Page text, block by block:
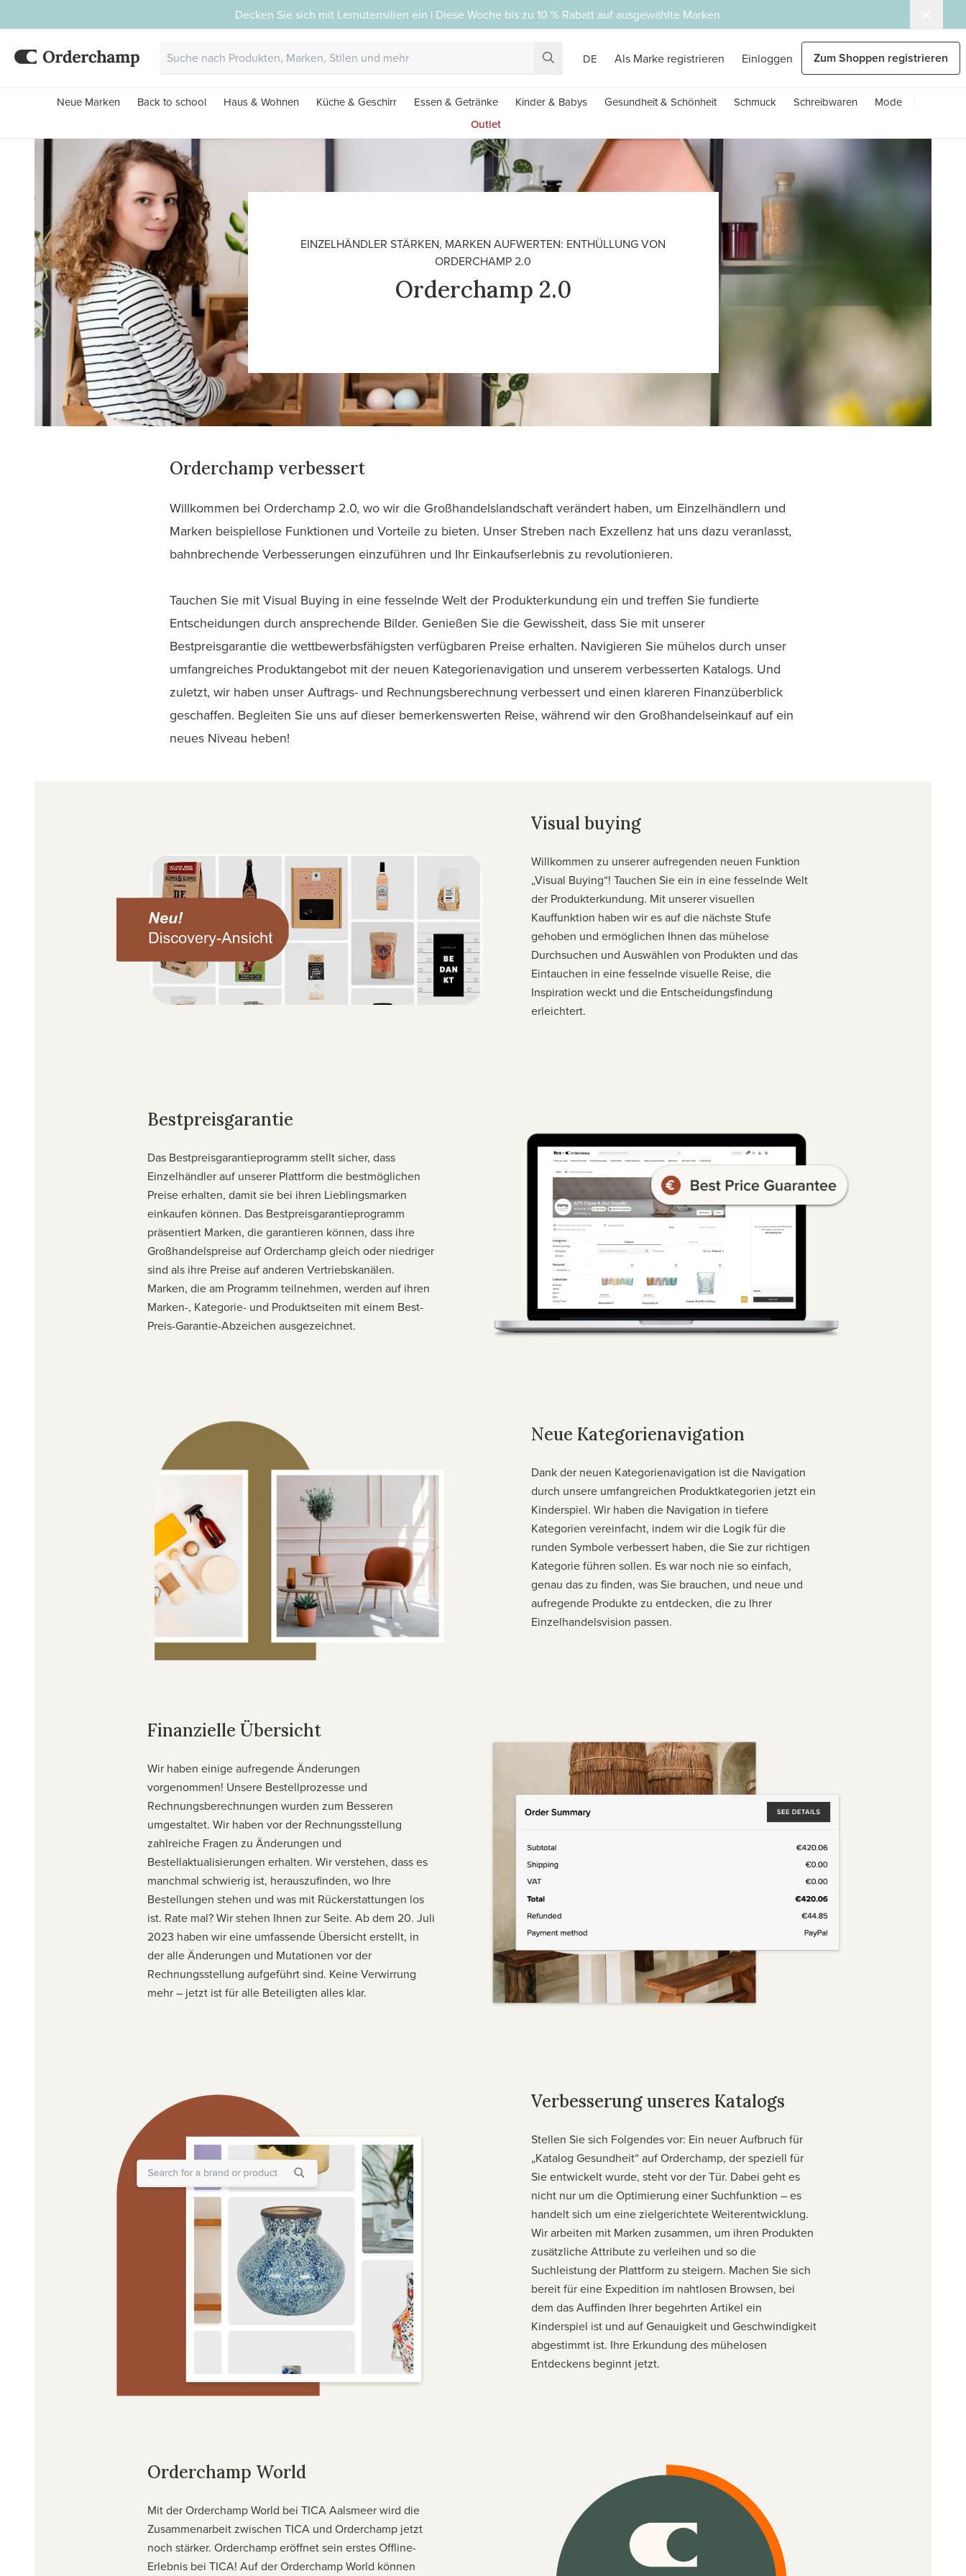
Decken Sie sich mit Lernutensilien ein | Diese Woche bis zu 10 % Rabatt auf ausgewählte Marken
DE Als Marke registrieren Einloggen Zum Shoppen registrieren
Neue Marken Back to school Haus & Wohnen Küche & Geschirr Essen & Getränke Kinder & Babys Gesundheit & Schönheit Schmuck Schreibwaren
Mode
Outlet
EINZELHÄNDLER STÄRKEN, MARKEN AUFWERTEN: ENTHÜLLUNG VON
ORDERCHAMP 2.0
Orderchamp 2.0
Orderchamp verbessert
Willkommen bei Orderchamp 2.0, wo wir die Großhandelslandschaft verändert haben, um Einzelhändlern und
Marken beispiellose Funktionen und Vorteile zu bieten. Unser Streben nach Exzellenz hat uns dazu veranlasst,
bahnbrechende Verbesserungen einzuführen und Ihr Einkaufserlebnis zu revolutionieren.
Tauchen Sie mit Visual Buying in eine fesselnde Welt der Produkterkundung ein und treffen Sie fundierte
Entscheidungen durch ansprechende Bilder. Genießen Sie die Gewissheit, dass Sie mit unserer
Bestpreisgarantie die wettbewerbsfähigsten verfügbaren Preise erhalten. Navigieren Sie mühelos durch unser
umfangreiches Produktangebot mit der neuen Kategorienavigation und unserem verbesserten Katalogs. Und
zuletzt, wir haben unser Auftrags- und Rechnungsberechnung verbessert und einen klareren Finanzüberblick
geschaffen. Begleiten Sie uns auf dieser bemerkenswerten Reise, während wir den Großhandelseinkauf auf ein
neues Niveau heben!
Visual buying
Willkommen zu unserer aufregenden neuen Funktion
„Visual Buying“! Tauchen Sie ein in eine fesselnde Welt
der Produkterkundung. Mit unserer visuellen
Kauffunktion haben wir es auf die nächste Stufe
gehoben und ermöglichen Ihnen das mühelose
Durchsuchen und Auswählen von Produkten und das
Eintauchen in eine fesselnde visuelle Reise, die
Inspiration weckt und die Entscheidungsfindung
erleichtert.
Bestpreisgarantie
Das Bestpreisgarantieprogramm stellt sicher, dass
Einzelhändler auf unserer Plattform die bestmöglichen
Preise erhalten, damit sie bei ihren Lieblingsmarken
einkaufen können. Das Bestpreisgarantieprogramm
präsentiert Marken, die garantieren können, dass ihre
Großhandelspreise auf Orderchamp gleich oder niedriger
sind als ihre Preise auf anderen Vertriebskanälen.
Marken, die am Programm teilnehmen, werden auf ihren
Marken-, Kategorie- und Produktseiten mit einem Best-
Preis-Garantie-Abzeichen ausgezeichnet.
Neue Kategorienavigation
Dank der neuen Kategorienavigation ist die Navigation
durch unsere umfangreichen Produktkategorien jetzt ein
Kinderspiel. Wir haben die Navigation in tiefere
Kategorien vereinfacht, indem wir die Logik für die
runden Symbole verbessert haben, die Sie zur richtigen
Kategorie führen sollen. Es war noch nie so einfach,
genau das zu finden, was Sie brauchen, und neue und
aufregende Produkte zu entdecken, die zu Ihrer
Einzelhandelsvision passen.
Finanzielle Übersicht
Wir haben einige aufregende Änderungen
vorgenommen! Unsere Bestellprozesse und
Rechnungsberechnungen wurden zum Besseren
umgestaltet. Wir haben vor der Rechnungsstellung
zahlreiche Fragen zu Änderungen und
Bestellaktualisierungen erhalten. Wir verstehen, dass es
manchmal schwierig ist, herauszufinden, wo Ihre
Bestellungen stehen und was mit Rückerstattungen los
ist. Rate mal? Wir stehen Ihnen zur Seite. Ab dem 20. Juli
2023 haben wir eine umfassende Übersicht erstellt, in
der alle Änderungen und Mutationen vor der
Rechnungsstellung aufgeführt sind. Keine Verwirrung
mehr – jetzt ist für alle Beteiligten alles klar.
Verbesserung unseres Katalogs
Stellen Sie sich Folgendes vor: Ein neuer Aufbruch für
„Katalog Gesundheit“ auf Orderchamp, der speziell für
Sie entwickelt wurde, steht vor der Tür. Dabei geht es
nicht nur um die Optimierung einer Suchfunktion – es
handelt sich um eine zielgerichtete Weiterentwicklung.
Wir arbeiten mit Marken zusammen, um ihren Produkten
zusätzliche Attribute zu verleihen und so die
Suchleistung der Plattform zu steigern. Machen Sie sich
bereit für eine Expedition im nahtlosen Browsen, bei
dem das Auffinden Ihrer begehrten Artikel ein
Kinderspiel ist und auf Genauigkeit und Geschwindigkeit
abgestimmt ist. Ihre Erkundung des mühelosen
Entdeckens beginnt jetzt.
Orderchamp World
Mit der Orderchamp World bei TICA Aalsmeer wird die
Zusammenarbeit zwischen TICA und Orderchamp jetzt
noch stärker. Orderchamp eröffnet sein erstes Offline-
Erlebnis bei TICA! Auf der Orderchamp World können